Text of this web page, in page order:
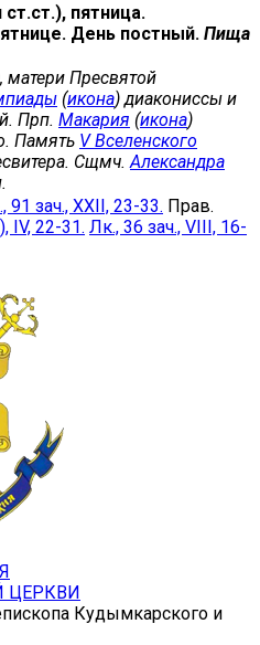
ст.ст.), пятница.
День постный. Пища
матери Пресвятой
(икона) диакониссы и
Прп. Макария (икона)
Память V Вселенского
Сщмч. Александра
91 зач., XXII, 23-33. Прав.
IV, 22-31. Лк., 36 зач., VIII, 16-
ЦЕРКВИ
Кудымкарского и